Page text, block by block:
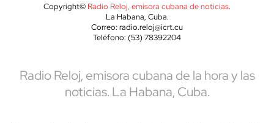
Copyright© Radio Reloj, emisora cubana de noticias.
La Habana, Cuba.
Correo: radio.reloj@icrt.cu
Teléfono: (53) 78392204
Radio Reloj, emisora cubana de la hora y las
noticias. La Habana, Cuba.